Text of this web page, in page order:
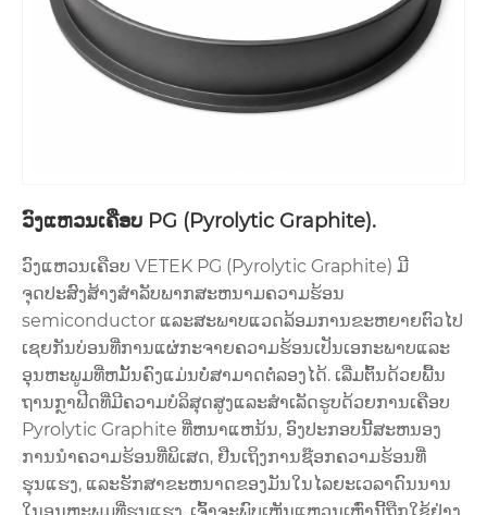
ວົງແຫວນເຄືອບ PG (Pyrolytic Graphite).
ວົງແຫວນເຄືອບ VETEK PG (Pyrolytic Graphite) ມີ
ຈຸດປະສົງສ້າງສໍາລັບພາກສະຫນາມຄວາມຮ້ອນ
semiconductor ແລະສະພາບແວດລ້ອມການຂະຫຍາຍຕົວໄປ
ເຊຍກັນບ່ອນທີ່ການແຜ່ກະຈາຍຄວາມຮ້ອນເປັນເອກະພາບແລະ
ອຸນຫະພູມທີ່ຫມັ້ນຄົງແມ່ນບໍ່ສາມາດຕໍ່ລອງໄດ້. ເລີ່ມຕົ້ນດ້ວຍພື້ນ
ຖານກຼາຟີດທີ່ມີຄວາມບໍລິສຸດສູງແລະສໍາເລັດຮູບດ້ວຍການເຄືອບ
Pyrolytic Graphite ທີ່ຫນາແຫນ້ນ, ອົງປະກອບນີ້ສະຫນອງ
ການນໍາຄວາມຮ້ອນທີ່ພິເສດ, ຢືນເຖິງການຊ໊ອກຄວາມຮ້ອນທີ່
ຮຸນແຮງ, ແລະຮັກສາຂະຫນາດຂອງມັນໃນໄລຍະເວລາດົນນານ